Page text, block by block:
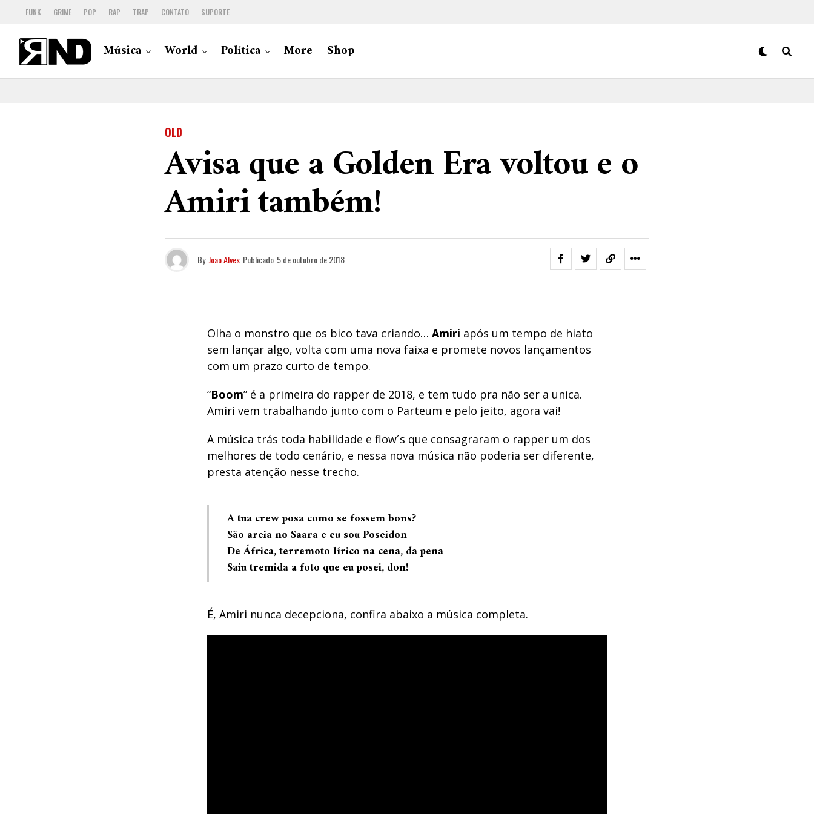
FUNK GRIME POP RAP TRAP CONTATO SUPORTE
Música World Política More Shop
OLD
Avisa que a Golden Era voltou e o
Amiri também!
By Joao Alves Publicado 5 de outubro de 2018
Olha o monstro que os bico tava criando… Amiri após um tempo de hiato
sem lançar algo, volta com uma nova faixa e promete novos lançamentos
com um prazo curto de tempo.
“Boom” é a primeira do rapper de 2018, e tem tudo pra não ser a unica.
Amiri vem trabalhando junto com o Parteum e pelo jeito, agora vai!
A música trás toda habilidade e flow´s que consagraram o rapper um dos
melhores de todo cenário, e nessa nova música não poderia ser diferente,
presta atenção nesse trecho.
A tua crew posa como se fossem bons?
São areia no Saara e eu souPoseidon
De África, terremotolírico na cena, da pena
Saiu tremida afoto que euposei,don!
É, Amiri nunca decepciona, confira abaixo a música completa.